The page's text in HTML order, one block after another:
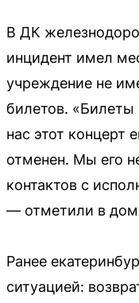
В ДК
инцидент имел
учреждение не
билетов. «Билеты
нас этот концерт
отменен. Мы его
контактов с
— отметили в
Ранее
ситуацией: